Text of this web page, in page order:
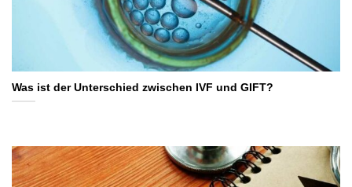
Was ist der Unterschied zwischen IVF und GIFT?